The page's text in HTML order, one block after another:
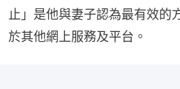
止」是他與妻子認為最有效的
於其他網上服務及平台。